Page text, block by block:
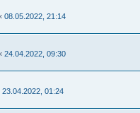
08.05.2022, 21:14
24.04.2022, 09:30
23.04.2022, 01:24